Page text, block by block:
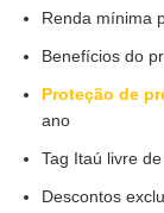
Renda mínima
Benefícios do
Proteção de
ano
Tag Itaú livre
Descontos